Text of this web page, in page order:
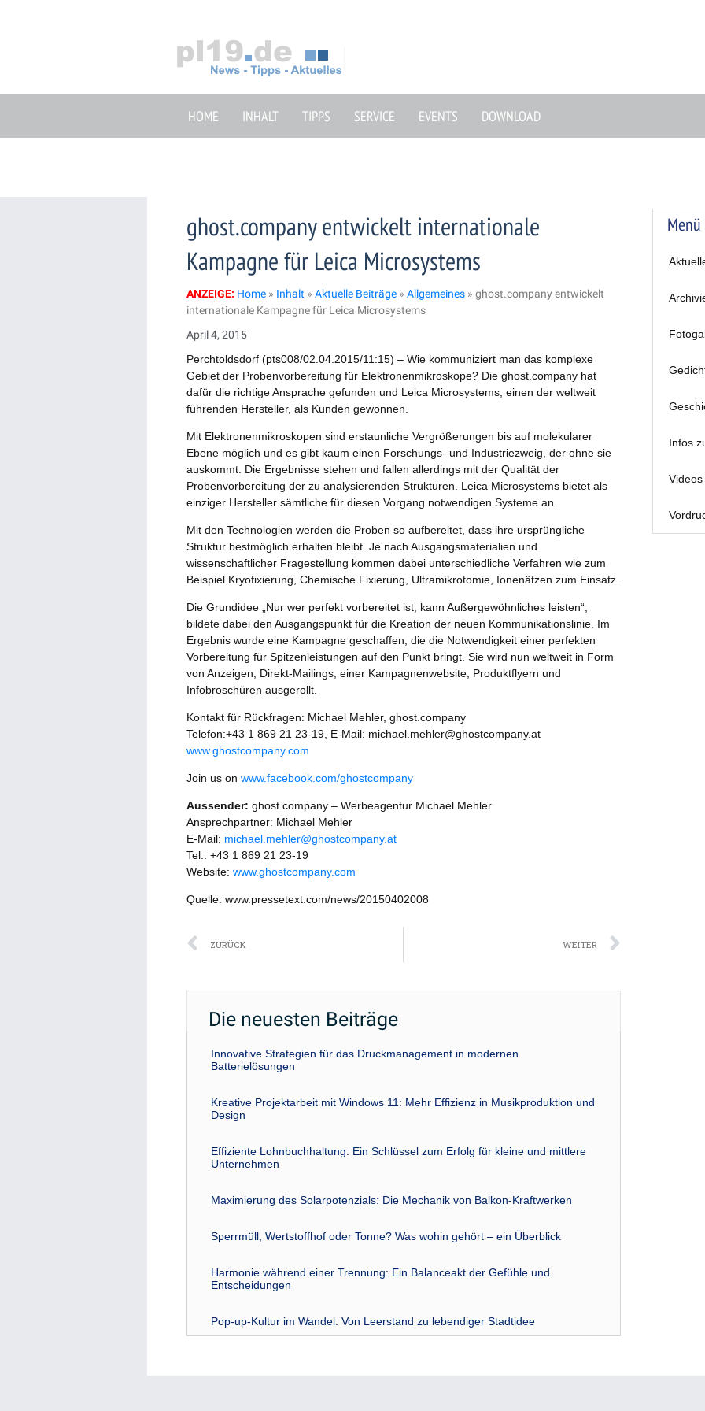
HOME INHALT TIPPS SERVICE EVENTS DOWNLOAD
ghost.company entwickelt internationale
Kampagne für Leica Microsystems
ANZEIGE: Home » Inhalt » Aktuelle Beiträge » Allgemeines » ghost.company entwickelt
internationale Kampagne für Leica Microsystems
April 4, 2015
Perchtoldsdorf (pts008/02.04.2015/11:15) – Wie kommuniziert man das komplexe
Gebiet der Probenvorbereitung für Elektronenmikroskope? Die ghost.company hat
dafür die richtige Ansprache gefunden und Leica Microsystems, einen der weltweit
führenden Hersteller, als Kunden gewonnen.
Mit Elektronenmikroskopen sind erstaunliche Vergrößerungen bis auf molekularer
Ebene möglich und es gibt kaum einen Forschungs- und Industriezweig, der ohne sie
auskommt. Die Ergebnisse stehen und fallen allerdings mit der Qualität der
Probenvorbereitung der zu analysierenden Strukturen. Leica Microsystems bietet als
einziger Hersteller sämtliche für diesen Vorgang notwendigen Systeme an.
Mit den Technologien werden die Proben so aufbereitet, dass ihre ursprüngliche
Struktur bestmöglich erhalten bleibt. Je nach Ausgangsmaterialien und
wissenschaftlicher Fragestellung kommen dabei unterschiedliche Verfahren wie zum
Beispiel Kryofixierung, Chemische Fixierung, Ultramikrotomie, Ionenätzen zum Einsatz.
Die Grundidee „Nur wer perfekt vorbereitet ist, kann Außergewöhnliches leisten“,
bildete dabei den Ausgangspunkt für die Kreation der neuen Kommunikationslinie. Im
Ergebnis wurde eine Kampagne geschaffen, die die Notwendigkeit einer perfekten
Vorbereitung für Spitzenleistungen auf den Punkt bringt. Sie wird nun weltweit in Form
von Anzeigen, Direkt-Mailings, einer Kampagnenwebsite, Produktflyern und
Infobroschüren ausgerollt.
Kontakt für Rückfragen: Michael Mehler, ghost.company
Telefon:+43 1 869 21 23-19, E-Mail: michael.mehler@ghostcompany.at
www.ghostcompany.com
Join us on www.facebook.com/ghostcompany
Aussender: ghost.company – Werbeagentur Michael Mehler
Ansprechpartner: Michael Mehler
E-Mail: michael.mehler@ghostcompany.at
Tel.: +43 1 869 21 23-19
Website: www.ghostcompany.com
Quelle: www.pressetext.com/news/20150402008
Zurück
ZURÜCK WEITER
Die neuesten Beiträge
Innovative Strategien für das Druckmanagement in modernen
Batterielösungen
Kreative Projektarbeit mit Windows 11: Mehr Effizienz in Musikproduktion und
Design
Effiziente Lohnbuchhaltung: Ein Schlüssel zum Erfolg für kleine und mittlere
Unternehmen
Maximierung des Solarpotenzials: Die Mechanik von Balkon-Kraftwerken
Sperrmüll, Wertstoffhof oder Tonne? Was wohin gehört – ein Überblick
Harmonie während einer Trennung: Ein Balanceakt der Gefühle und
Entscheidungen
Pop-up-Kultur im Wandel: Von Leerstand zu lebendiger Stadtidee
Menü
Infos